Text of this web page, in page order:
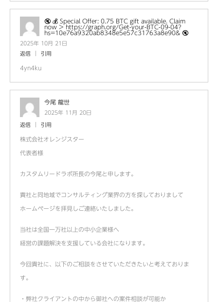
🔇 💰 Special Offer: 0.75 BTC gift available. Claim
now > https://graph.org/Get-your-BTC-09-04?
hs=10e76a9320ab8348e5e57c31763a8e90& 🔇
2025年 10月 21日
返信
引用
4yn4ku
今尾 龍世
2025年 11月 20日
返信 引用
株式会社オレンジスター
代表者様
カスタムリードラボ所長の今尾と申します。
貴社と同地域でコンサルティング業界の方を探しておりまして
ホームページを拝見しご連絡いたしました。
当社は全国一万社以上の中小企業様へ
経営の課題解決を支援している会社になります。
今回貴社に、以下のご相談をさせていただきたいと考えておりま
す。
・弊社クライアントの中から御社への案件相談が可能か